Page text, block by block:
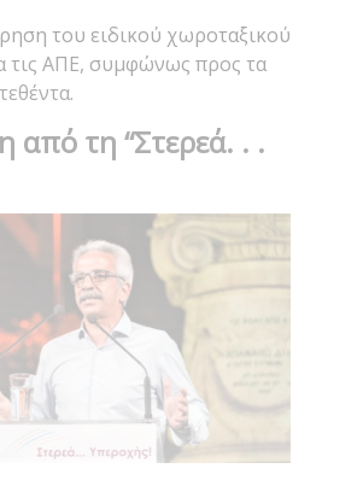
του ειδικού χωροταξικού
τις ΑΠΕ, συμφώνως προς τα
από τη “Στερεά. . .